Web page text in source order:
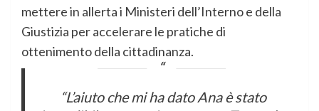
mettere in allerta i Ministeri dell’Interno e della
Giustizia per accelerare le pratiche di
ottenimento della cittadinanza.
“L’aiuto che mi ha dato Ana è stato